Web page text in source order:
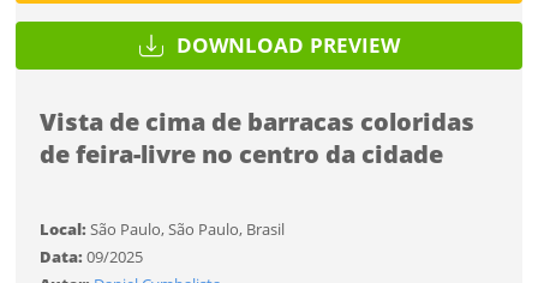
DOWNLOAD PREVIEW
Vista de cima de barracas coloridas
de feira-livre no centro da cidade
Local:São Paulo, São Paulo, Brasil
Data:09/2025
FINALIZAR
Desejo receber novidades sobre a Pulsar Imagens
Li e concordo com os Termos de Uso do site